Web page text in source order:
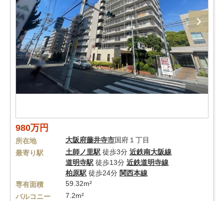
980万円
所在地 大阪府藤井寺市国府１丁目
最寄り駅
土師ノ里駅 徒歩3分 近鉄南大阪線
道明寺駅 徒歩13分 近鉄道明寺線
柏原駅 徒歩24分 関西本線
専有面積
59.32m²
バルコニー
7.2m²